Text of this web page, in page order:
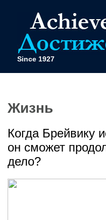
Since 1927
Жизнь
Когда Брейвику
он сможет
дело?